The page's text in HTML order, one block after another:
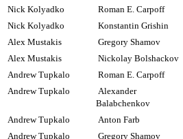
Nick Kolyadko Roman E. Carpoff
Nick Kolyadko Konstantin Grishin
Alex Mustakis Gregory Shamov
Alex Mustakis Nickolay Bolshackov
Andrew Tupkalo Roman E. Carpoff
Andrew Tupkalo
Alexander
Balabchenkov
Andrew Tupkalo Anton Farb
Andrew Tupkalo Gregory Shamov